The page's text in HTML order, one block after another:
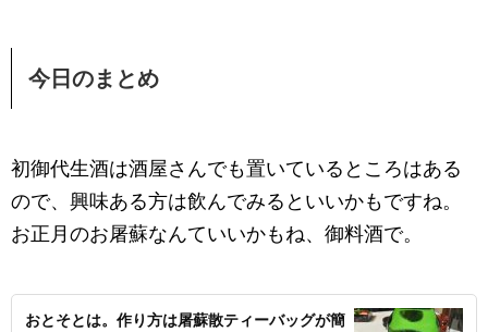
今日のまとめ
初御代生酒は酒屋さんでも置いているところはある
ので、興味ある方は飲んでみるといいかもですね。
お正月のお屠蘇なんていいかもね、御料酒で。
おとそとは。作り方は屠蘇散ティーバッグが簡